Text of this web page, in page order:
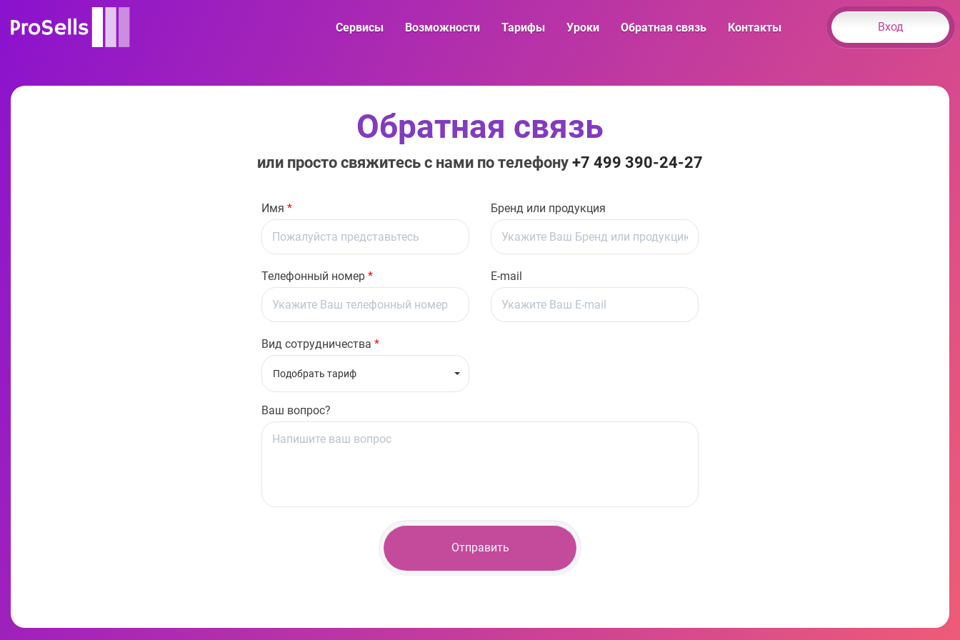
Сервисы Возможности Тарифы Уроки Обратная связь Контакты Вход
Обратная связь
или просто свяжитесь с нами по телефону +7 499 390-24-27
Имя * Бренд или продукция
Телефонный номер * E-mail
Вид сотрудничества *
Подобрать тариф
Ваш вопрос?
Отправить